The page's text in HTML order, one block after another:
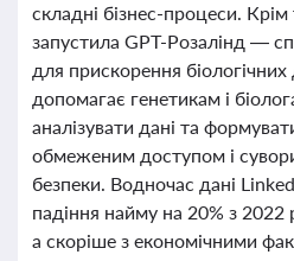
складні бізнес-процеси. Крім
запустила GPT-Розалінд —
для прискорення
допомагає генетикам і
аналізувати дані та
обмеженим доступом і
безпеки. Водночас дані
падіння найму на 20% з 2022
а скоріше з економічними